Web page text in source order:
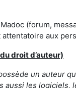
(forum,
aux
droit d’auteur)
un auteur
les logiciels,